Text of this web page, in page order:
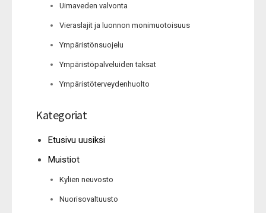
Uimaveden valvonta
Vieraslajit ja luonnon monimuotoisuus
Ympäristönsuojelu
Ympäristöpalveluiden taksat
Ympäristöterveydenhuolto
Kategoriat
Etusivu uusiksi
Muistiot
Kylien neuvosto
Nuorisovaltuusto